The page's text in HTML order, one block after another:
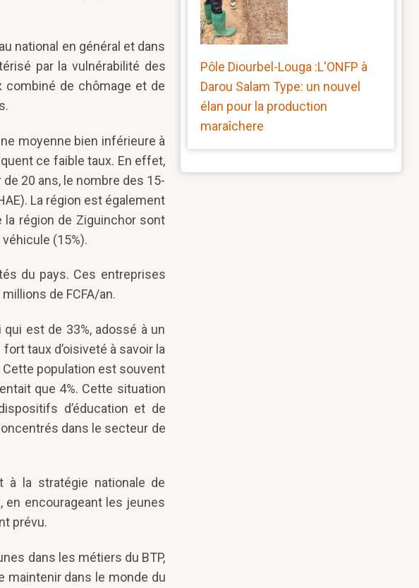
national en général et dans
par la vulnérabilité des
de chômage et de
moyenne bien inférieure à
ce faible taux. En effet,
20 ans, le nombre des 15-
La région est également
la région de Ziguinchor sont
(15%).
du pays. Ces entreprises
de FCFA/an.
est de 33%, adossé à un
taux d’oisiveté à savoir la
Cette population est souvent
que 4%. Cette situation
d’éducation et de
dans le secteur de
à la stratégie nationale de
en encourageant les jeunes
prévu.
dans les métiers du BTP,
maintenir dans le monde du
Pôle Diourbel-Louga :L'ONFP à
Darou Salam Type: un nouvel
élan pour la production
maraîchere